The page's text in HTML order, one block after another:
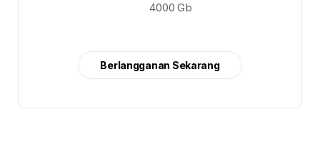
4000 Gb
Berlangganan Sekarang